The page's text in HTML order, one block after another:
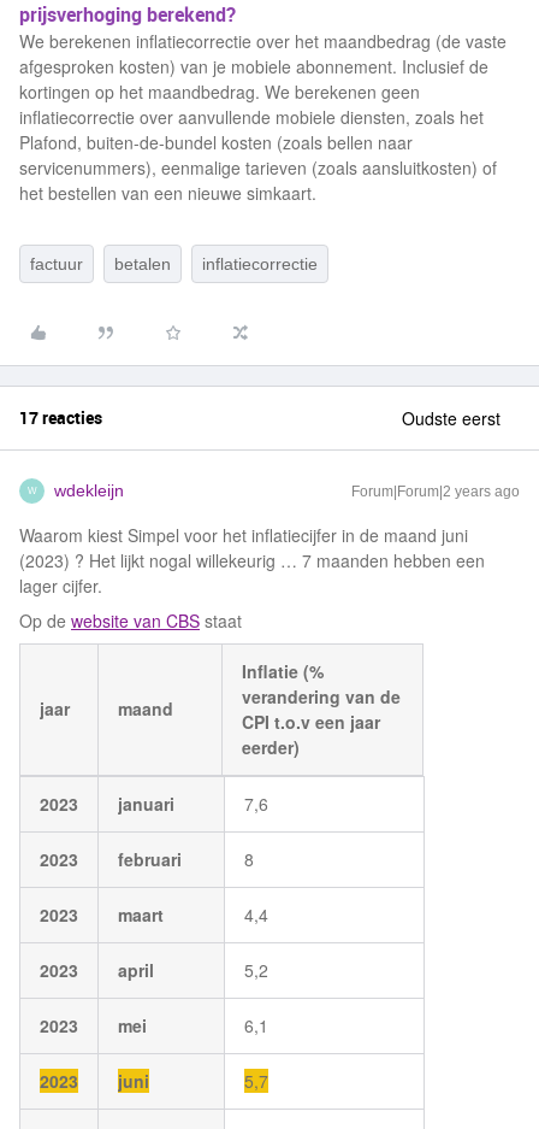
prijsverhoging berekend?
We berekenen inflatiecorrectie over het maandbedrag (de vaste
afgesproken kosten) van je mobiele abonnement. Inclusief de
kortingen op het maandbedrag. We berekenen geen
inflatiecorrectie over aanvullende mobiele diensten, zoals het
Plafond, buiten-de-bundel kosten (zoals bellen naar
servicenummers), eenmalige tarieven (zoals aansluitkosten) of
het bestellen van een nieuwe simkaart.
factuur betalen inflatiecorrectie
17 reacties Oudste eerst
W wdekleijn Forum|Forum|2 years ago
Waarom kiest Simpel voor het inflatiecijfer in de maand juni
(2023) ? Het lijkt nogal willekeurig … 7 maanden hebben een
lager cijfer.
Op de website van CBS staat
jaar maand
Inflatie (%
verandering van de
CPI t.o.v een jaar
eerder)
2023 januari 7,6
2023 februari 8
2023 maart 4,4
2023 april 5,2
2023 mei 6,1
2023 juni 5,7